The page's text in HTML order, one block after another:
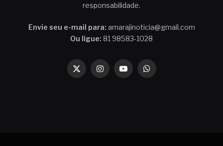
responsabilidade.
Envie seu e-mail para: amarajinoticia@gmail.com
Ou ligue: 81 98583-1028
X
InstagramYouTubeWhatsApp